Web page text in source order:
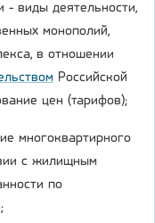
- виды деятельности,
монополий,
в отношении
Российской
цен (тарифов);
многоквартирного
с жилищным
по